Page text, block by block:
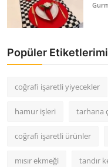
Popüler
coğrafi işaretli yiyecekler
hamur işleri tarhana
coğrafi işaretli ürünler
mısır ekmeği tandır